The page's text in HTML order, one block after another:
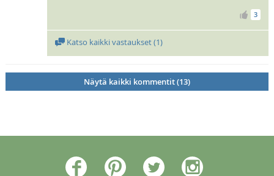
3
Katso kaikki vastaukset (1)
Näytä kaikki kommentit (13)